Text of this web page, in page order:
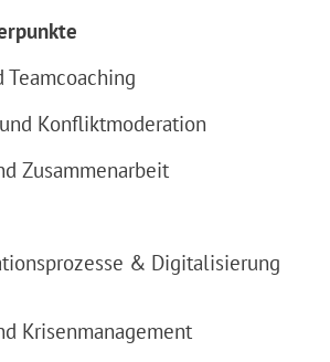
Teamcoaching
Konfliktmoderation
Zusammenarbeit
& Digitalisierung
Krisenmanagement